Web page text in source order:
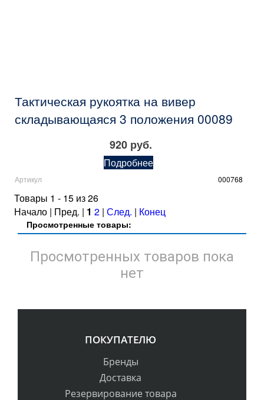
Тактическая рукоятка на вивер
складывающаяся 3 положения 00089
920 руб.
Подробнее
Артикул 000768
Товары 1 - 15 из 26
Начало | Пред. | 1 2 | След. | Конец
Просмотренные товары:
Просмотренных товаров пока
нет
ПОКУПАТЕЛЮ
Бренды
Доставка
Резервирование товара